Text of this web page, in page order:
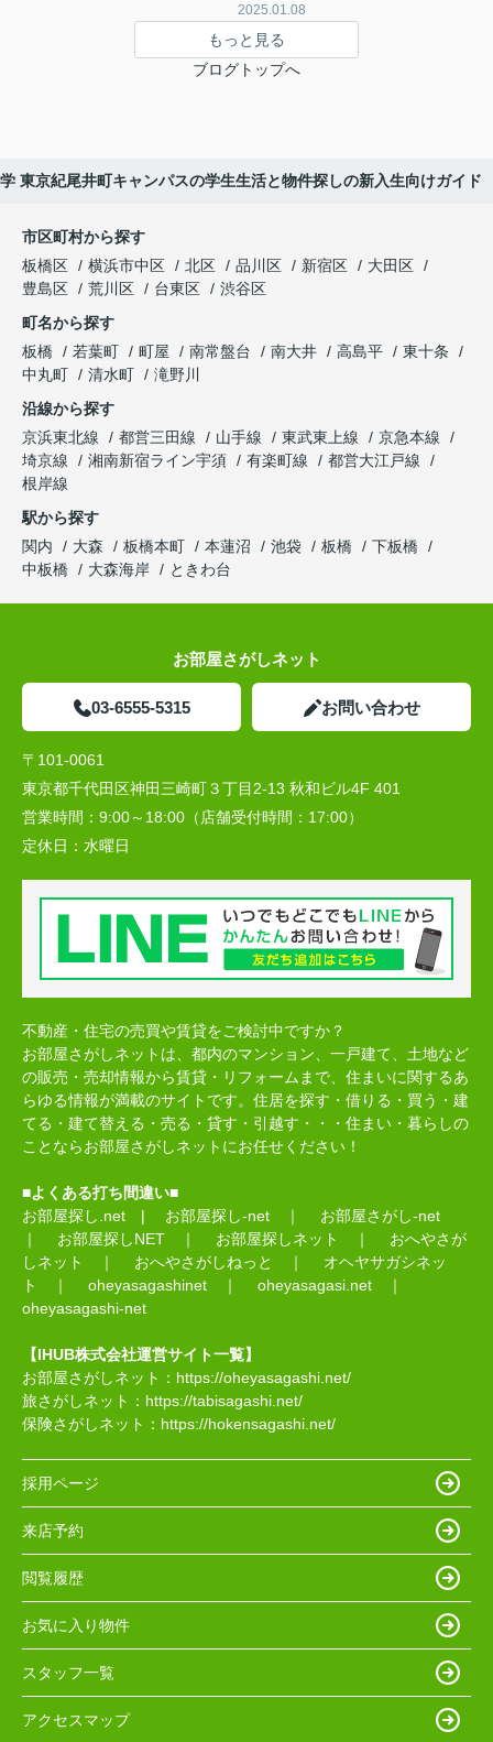
2025.01.08
もっと見る
ブログトップへ
東京紀尾井町キャンパスの学生生活と物件探しの新入生向けガイド
市区町村から探す
板橋区
横浜市中区 北区 品川区 新宿区
大田区
豊島区
荒川区 台東区
渋谷区
町名から探す
板橋
若葉町 町屋 南常盤台 南大井 高島平
東十条
中丸町
清水町
滝野川
沿線から探す
京浜東北線
都営三田線 山手線 東武東上線
京急本線
埼京線
湘南新宿ライン宇須 有楽町線
都営大江戸線
根岸線
駅から探す
関内
大森 板橋本町 本蓮沼 池袋 板橋
下板橋
中板橋
大森海岸 ときわ台
お部屋さがしネット
03-6555-5315 お問い合わせ
〒101-0061
東京都千代田区神田三崎町３丁目2-13 秋和ビル4F 401
営業時間： 9:00～18:00（店舗受付時間：17:00）
定休日： 水曜日
不動産・住宅の売買や賃貸をご検討中ですか？
お部屋さがしネットは、都内のマンション、一戸建て、土地など
の販売・売却情報から賃貸・リフォームまで、住まいに関するあ
らゆる情報が満載のサイトです。住居を探す・借りる・買う・建
てる・建て替える・売る・貸す・引越す・・・住まい・暮らしの
ことならお部屋さがしネットにお任せください！
■よくある打ち間違い■
お部屋探し.net | お部屋探し-net ｜ お部屋さがし-net
｜ お部屋探しNET ｜ お部屋探しネット ｜ おへやさが
しネット
｜ おへやさがしねっと ｜ オヘヤサガシネッ
ト
｜ oheyasagashinet ｜ oheyasagasi.net ｜
oheyasagashi-net
【IHUB株式会社運営サイト一覧】
お部屋さがしネット： https://oheyasagashi.net/
旅さがしネット： https://tabisagashi.net/
保険さがしネット： https://hokensagashi.net/
採用ページ
来店予約
閲覧履歴
お気に入り物件
スタッフ一覧
アクセスマップ